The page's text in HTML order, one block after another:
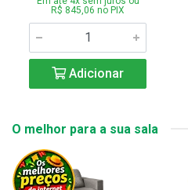
R$ 845,06 no PIX
Adicionar
O melhor para a sua sala